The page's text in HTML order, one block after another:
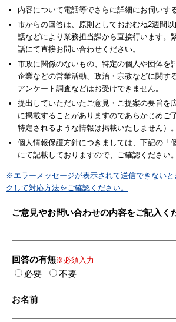
内容について電話等でさらに詳細にお伺いす
市からの回答は、原則としておおむね2週間
話などにより業務担当課から直接行います。
話にて直接お問い合わせください。
市政に関係のないもの、特定の個人や団体を
企業などの営業活動、政治・宗教などに関す
アンケート調査などはお受けできません。
提出していただいたご意見・ご提案の要旨を
に掲載することがありますのであらかじめご
特定されるような情報は掲載いたしません）。
個人情報保護方針につきましては、下記の「
にて記載しておりますので、ご確認ください。
※エラーメッセージが表示されて送信できないと
クして対応方法をご確認ください。
ご意見やお問い合わせの内容をご記入く
回答の有無※必須入力
必要 不要
お名前